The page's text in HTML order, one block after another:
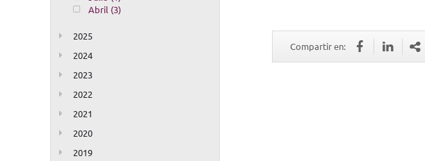
Abril (3)
2025
2024
2023
2022
2021
2020
2019
Compartir en: